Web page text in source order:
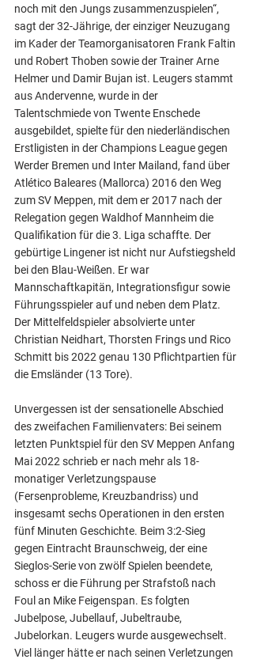
noch mit den Jungs zusammenzuspielen“,
sagt der 32-Jährige, der einziger Neuzugang
im Kader der Teamorganisatoren Frank Faltin
und Robert Thoben sowie der Trainer Arne
Helmer und Damir Bujan ist. Leugers stammt
aus Andervenne, wurde in der
Talentschmiede von Twente Enschede
ausgebildet, spielte für den niederländischen
Erstligisten in der Champions League gegen
Werder Bremen und Inter Mailand, fand über
Atlético Baleares (Mallorca) 2016 den Weg
zum SV Meppen, mit dem er 2017 nach der
Relegation gegen Waldhof Mannheim die
Qualifikation für die 3. Liga schaffte. Der
gebürtige Lingener ist nicht nur Aufstiegsheld
bei den Blau-Weißen. Er war
Mannschaftkapitän, Integrationsfigur sowie
Führungsspieler auf und neben dem Platz.
Der Mittelfeldspieler absolvierte unter
Christian Neidhart, Thorsten Frings und Rico
Schmitt bis 2022 genau 130 Pflichtpartien für
die Emsländer (13 Tore).
Unvergessen ist der sensationelle Abschied
des zweifachen Familienvaters: Bei seinem
letzten Punktspiel für den SV Meppen Anfang
Mai 2022 schrieb er nach mehr als 18-
monatiger Verletzungspause
(Fersenprobleme, Kreuzbandriss) und
insgesamt sechs Operationen in den ersten
fünf Minuten Geschichte. Beim 3:2-Sieg
gegen Eintracht Braunschweig, der eine
Sieglos-Serie von zwölf Spielen beendete,
schoss er die Führung per Strafstoß nach
Foul an Mike Feigenspan. Es folgten
Jubelpose, Jubellauf, Jubeltraube,
Jubelorkan. Leugers wurde ausgewechselt.
Viel länger hätte er nach seinen Verletzungen